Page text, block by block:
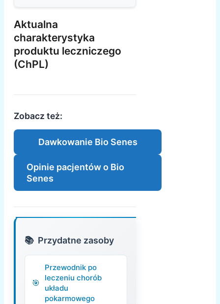
Aktualna
charakterystyka
produktu leczniczego
(ChPL)
Zobacz też:
Dawkowanie Bio Senes
Opinie pacjentów o Bio
Senes
Przydatne zasoby
Przewodnik po
leczeniu chorób
układu
pokarmowego